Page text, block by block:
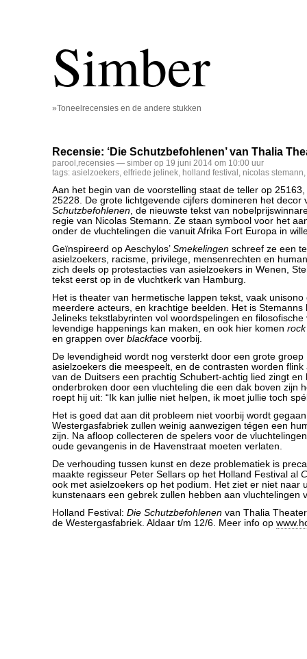
Simber
»Toneelrecensies en de andere stukken
Recensie: ‘Die Schutzbefohlenen’ van Thalia
parool ,recensies — simber op 19 juni 2014 om 10:00 uur
tags: asielzoekers, elfriede jelinek, holland festival , nicolas stemann,
Aan het begin van de voorstelling staat de teller op
25228. De grote lichtgevende cijfers domineren het decor
Schutzbefohlenen, de nieuwste tekst van
regie van Nicolas Stemann. Ze staan symbool voor het
onder de vluchtelingen die vanuit Afrika Fort Europa in
Geïnspireerd op Aeschylos’ Smekelingen schreef ze een
asielzoekers, racisme, privilege, mensenrechten en
zich deels op protestacties van asielzoekers in Wenen,
tekst eerst op in de vluchtkerk van Hamburg.
Het is theater van hermetische lappen tekst, vaak unisono
meerdere acteurs, en krachtige beelden. Het is Stemanns
Jelineks tekstlabyrinten vol woordspelingen en filosofische
levendige happenings kan maken, en ook hier komen
en grappen over blackface voorbij.
De levendigheid wordt nog versterkt door een grote groep
asielzoekers die meespeelt, en de contrasten worden flink
van de Duitsers een prachtig Schubert-achtig lied zingt en
onderbroken door een vluchteling die een dak boven zijn
roept hij uit: “Ik kan jullie niet helpen, ik moet jullie toch
Het is goed dat aan dit probleem niet voorbij wordt
Westergasfabriek zullen weinig aanwezigen tégen een
zijn. Na afloop collecteren de spelers voor de
oude gevangenis in de Havenstraat moeten verlaten.
De verhouding tussen kunst en deze problematiek is
maakte regisseur Peter Sellars op het Holland Festival al
ook met asielzoekers op het podium. Het ziet er niet naar
kunstenaars een gebrek zullen hebben aan vluchtelingen
Holland Festival: Die Schutzbefohlenen van Thalia
de Westergasfabriek. Aldaar t/m 12/6. Meer info op